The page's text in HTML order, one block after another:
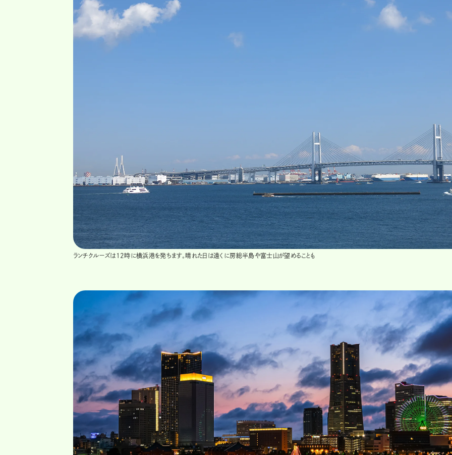
ランチクルーズは12時に横浜港を発ちます。晴れた日は遠くに房総半島や富士山が望めることも